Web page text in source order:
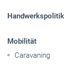
Handwerkspolitik
Mobilität
Caravaning